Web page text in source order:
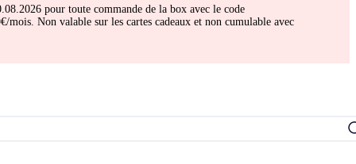
pour toute commande de la box avec le code
Non valable sur les cartes cadeaux et non cumulable avec